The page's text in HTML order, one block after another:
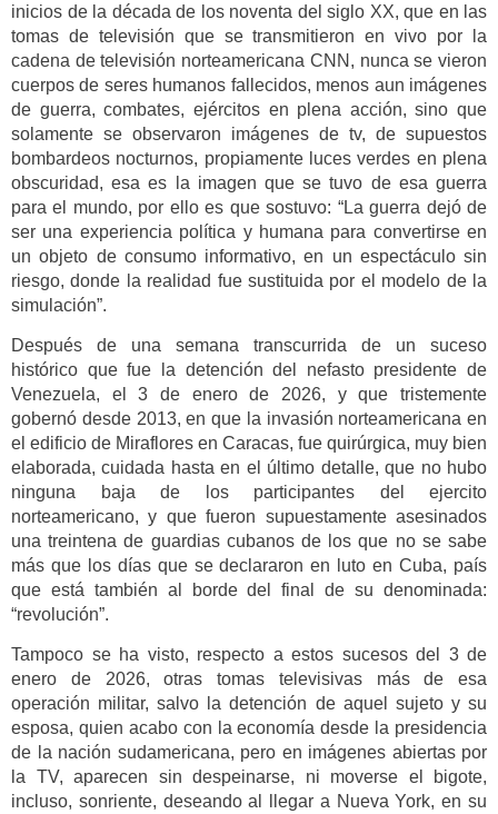
inicios de la década de los noventa del siglo XX, que en las
tomas de televisión que se transmitieron en vivo por la
cadena de televisión norteamericana CNN, nunca se vieron
cuerpos de seres humanos fallecidos, menos aun imágenes
de guerra, combates, ejércitos en plena acción, sino que
solamente se observaron imágenes de tv, de supuestos
bombardeos nocturnos, propiamente luces verdes en plena
obscuridad, esa es la imagen que se tuvo de esa guerra
para el mundo, por ello es que sostuvo: “La guerra dejó de
ser una experiencia política y humana para convertirse en
un objeto de consumo informativo, en un espectáculo sin
riesgo, donde la realidad fue sustituida por el modelo de la
simulación”.
Después de una semana transcurrida de un suceso
histórico que fue la detención del nefasto presidente de
Venezuela, el 3 de enero de 2026, y que tristemente
gobernó desde 2013, en que la invasión norteamericana en
el edificio de Miraflores en Caracas, fue quirúrgica, muy bien
elaborada, cuidada hasta en el último detalle, que no hubo
ninguna baja de los participantes del ejercito
norteamericano, y que fueron supuestamente asesinados
una treintena de guardias cubanos de los que no se sabe
más que los días que se declararon en luto en Cuba, país
que está también al borde del final de su denominada:
“revolución”.
Tampoco se ha visto, respecto a estos sucesos del 3 de
enero de 2026, otras tomas televisivas más de esa
operación militar, salvo la detención de aquel sujeto y su
esposa, quien acabo con la economía desde la presidencia
de la nación sudamericana, pero en imágenes abiertas por
la TV, aparecen sin despeinarse, ni moverse el bigote,
incluso, sonriente, deseando al llegar a Nueva York, en su